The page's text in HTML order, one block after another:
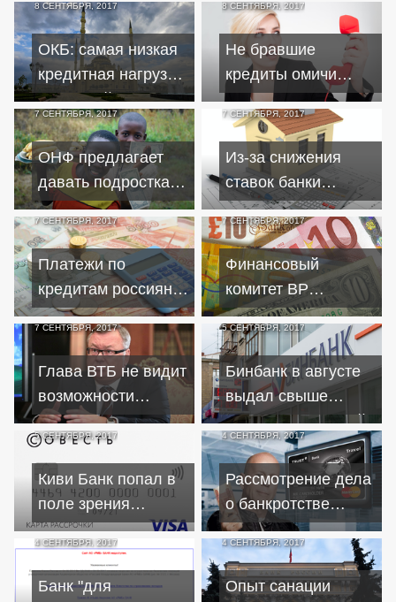
8 СЕНТЯБРЯ, 2017
ОКБ: самая низкая
кредитная нагрузка
у жителей
Ингушетии,
Дагестана и Чечни
8 СЕНТЯБРЯ, 2017
Не бравшие
кредиты омичи
жалуются на
коллекторов чаще
должников
7 СЕНТЯБРЯ, 2017
ОНФ предлагает
давать подросткам
кредиты
7 СЕНТЯБРЯ, 2017
Из-за снижения
ставок банки
отказывают в
рефинансировании
ипотечных кредитов
7 СЕНТЯБРЯ, 2017
Платежи по
кредитам россиян
выросли в среднем
до 12,5 тысяч
7 СЕНТЯБРЯ, 2017
Финансовый
комитет ВР
посчитал
украинские
ломбарды
7 СЕНТЯБРЯ, 2017
Глава ВТБ не видит
возможности
продать активы в
Украине
5 СЕНТЯБРЯ, 2017
Бинбанк в августе
выдал свыше
миллиарда рублей
на ипотечные
кредиты
5 СЕНТЯБРЯ, 2017
Киви Банк попал в
поле зрения
столичного УФАС
из-за рекламы
кредитной карты
4 СЕНТЯБРЯ, 2017
Рассмотрение дела
о банкротстве
бывшего владельца
"Траста" начнется 5
сентября
4 СЕНТЯБРЯ, 2017
Банк "для
4 СЕНТЯБРЯ, 2017
Опыт санации